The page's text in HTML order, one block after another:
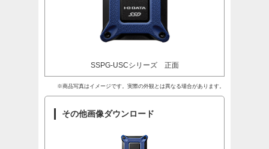
SSPG-USCシリーズ 正面
※商品写真はイメージです。実際の外観とは異なる場合があります。
その他画像ダウンロード